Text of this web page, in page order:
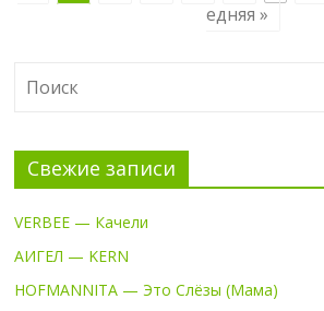
едняя »
Свежие записи
VERBEE — Качели
АИГЕЛ — KERN
HOFMANNITA — Это Слёзы (Мама)